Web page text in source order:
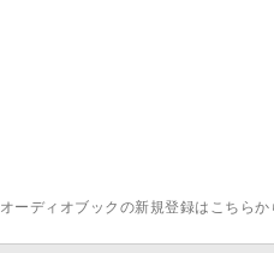
オーディオブックの新規登録はこちら